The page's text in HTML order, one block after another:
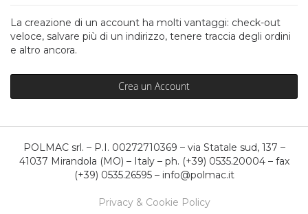
La creazione di un account ha molti vantaggi: check-out
veloce, salvare più di un indirizzo, tenere traccia degli ordini
e altro ancora.
Crea un Account
POLMAC srl. – P.I. 00272710369 – via Statale sud, 137 –
41037 Mirandola (MO) – Italy – ph. (+39) 0535.20004 – fax
(+39) 0535.26595 – info@polmac.it
Privacy & Cookie Policy